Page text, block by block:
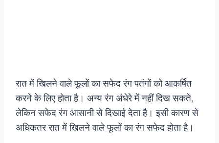
रात में खिलने वाले फूलों का सफेद रंग पतंगों को आकर्षित
करने के लिए होता है। अन्य रंग अंधेरे में नहीं दिख सकते,
लेकिन सफेद रंग आसानी से दिखाई देता है। इसी कारण से
अधिकतर रात में खिलने वाले फूलों का रंग सफेद होता है।